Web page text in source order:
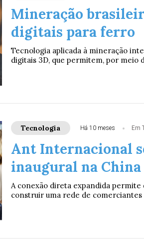
Mineração
digitais para ferro
Tecnologia aplicada à mineração
digitais 3D, que permitem, por meio
Tecnologia Há 10 meses Em
Ant Internacional
inaugural na China
A conexão direta expandida permite
construir uma rede de comerciantes